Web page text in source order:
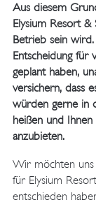
Aus diesem
Elysium Resort
Betrieb sein
Entscheidung für
geplant haben,
versichern, dass
würden gerne in
heißen und Ihnen
anzubieten.
Wir möchten uns
für Elysium
entschieden